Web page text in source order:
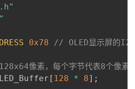
0x78
// OLED显示屏的
像素，每个字节代表8个像素
[ 128 * 8] ;